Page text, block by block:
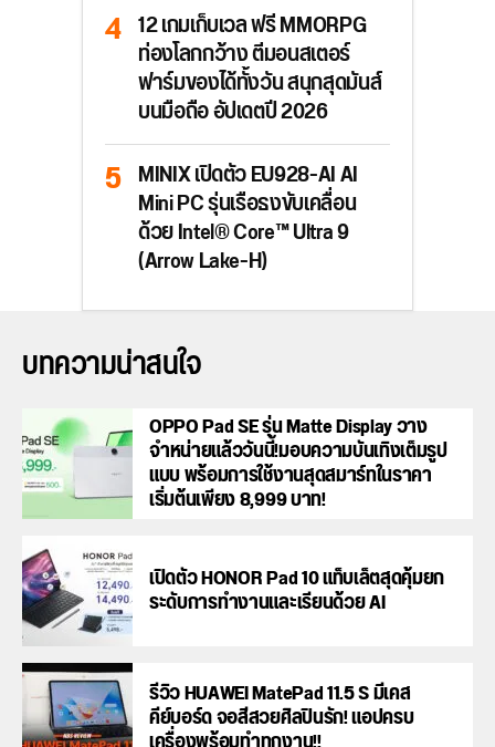
12 เกมเก็บเวล ฟรี MMORPG
ท่องโลกกว้าง ตีมอนสเตอร์
ฟาร์มของได้ทั้งวัน สนุกสุดมันส์
บนมือถือ อัปเดตปี 2026
MINIX เปิดตัว EU928-AI AI
Mini PC รุ่นเรือธงขับเคลื่อน
ด้วย Intel® Core™ Ultra 9
(Arrow Lake-H)
บทความน่าสนใจ
OPPO Pad SE รุ่น Matte Display วาง
จำหน่ายแล้ววันนี้!มอบความบันเทิงเต็มรูป
แบบ พร้อมการใช้งานสุดสมาร์ทในราคา
เริ่มต้นเพียง 8,999 บาท!
เปิดตัว HONOR Pad 10 แท็บเล็ตสุดคุ้มยก
ระดับการทำงานและเรียนด้วย AI
รีวิว HUAWEI MatePad 11.5 S มีเคส
คีย์บอร์ด จอสีสวยศิลปินรัก! แอปครบ